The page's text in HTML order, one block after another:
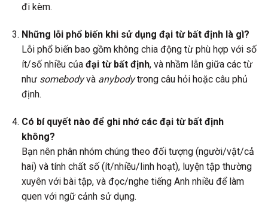
đi kèm.
Những lỗi phổ biến khi sử dụng đại từ bất định là gì?
Lỗi phổ biến bao gồm không chia động từ phù hợp với số
ít/số nhiều của đại từ bất định, và nhầm lẫn giữa các từ
như somebodyvà anybodytrong câu hỏi hoặc câu phủ
định.
Có bí quyết nào để ghi nhớ các đại từ bất định
không?
Bạn nên phân nhóm chúng theo đối tượng (người/vật/cả
hai) và tính chất số (ít/nhiều/linh hoạt), luyện tập thường
xuyên với bài tập, và đọc/nghe tiếng Anh nhiều để làm
quen với ngữ cảnh sử dụng.